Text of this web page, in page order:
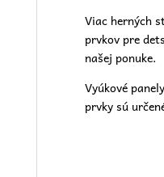
Viac herných
prvkov pre
našejponuke.
Vyúkové
prvky sú